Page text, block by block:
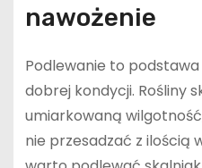
nawożenie
Podlewanie to
dobrej kondycji. Rośliny
umiarkowaną
nie przesadzać z ilością